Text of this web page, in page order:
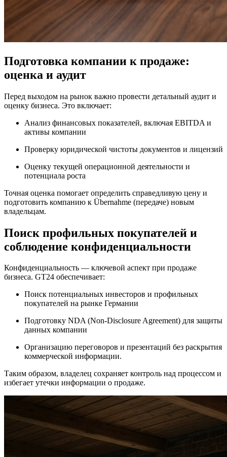
Подготовка компании к продаже:
оценка и аудит
Перед выходом на рынок важно провести детальный аудит и
оценку бизнеса. Это включает:
Анализ финансовых показателей, включая EBITDA и
активы компании
Проверку юридической чистоты документов и лицензий
Оценку текущей операционной деятельности и
потенциала роста
Точная оценка помогает определить справедливую цену и
подготовить компанию к Übernahme (передаче) новым
владельцам.
Поиск профильных покупателей и
соблюдение конфиденциальности
Конфиденциальность — ключевой аспект при продаже
бизнеса. GT24 обеспечивает:
Поиск потенциальных инвесторов и профильных
покупателей на рынке Германии
Подготовку NDA (Non-Disclosure Agreement) для защиты
данных компании
Организацию переговоров и презентаций без раскрытия
коммерческой информации.
Таким образом, владелец сохраняет контроль над процессом и
избегает утечки информации о продаже.